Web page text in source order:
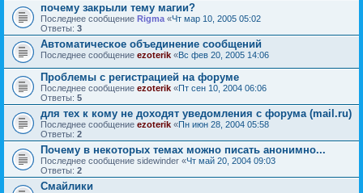
почему закрыли тему магии?
Последнее сообщение Rigma «Чт мар 10, 2005 05:02
Ответы: 3
Автоматическое объединение сообщений
Последнее сообщение ezoterik «Вс фев 20, 2005 14:06
Проблемы с регистрацией на форуме
Последнее сообщение ezoterik «Пт сен 10, 2004 06:06
Ответы: 5
для тех к кому не доходят уведомления с форума (mail.ru)
Последнее сообщение ezoterik «Пн июн 28, 2004 05:58
Ответы: 2
Почему в некоторых темах можно писать анонимно...
Последнее сообщение sidewinder «Чт май 20, 2004 09:03
Ответы: 2
Смайлики